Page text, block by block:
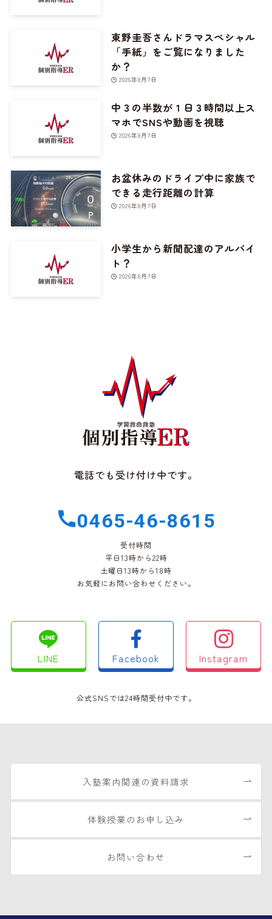
東野圭吾さんドラマスペシャル
「手紙」をご覧になりました
か？
2026年8月7日
中３の半数が１日３時間以上ス
マホでSNSや動画を視聴
2026年8月7日
お盆休みのドライブ中に家族で
できる走行距離の計算
2026年8月7日
小学生から新聞配達のアルバイ
ト？
2026年8月7日
電話でも受け付け中です。
0465-46-8615
受付時間
平日13時から22時
土曜日13時から18時
お気軽にお問い合わせください。
LINE Facebook Instagram
公式SNSでは24時間受付中です。
入塾案内関連の資料請求
体験授業のお申し込み
お問い合わせ